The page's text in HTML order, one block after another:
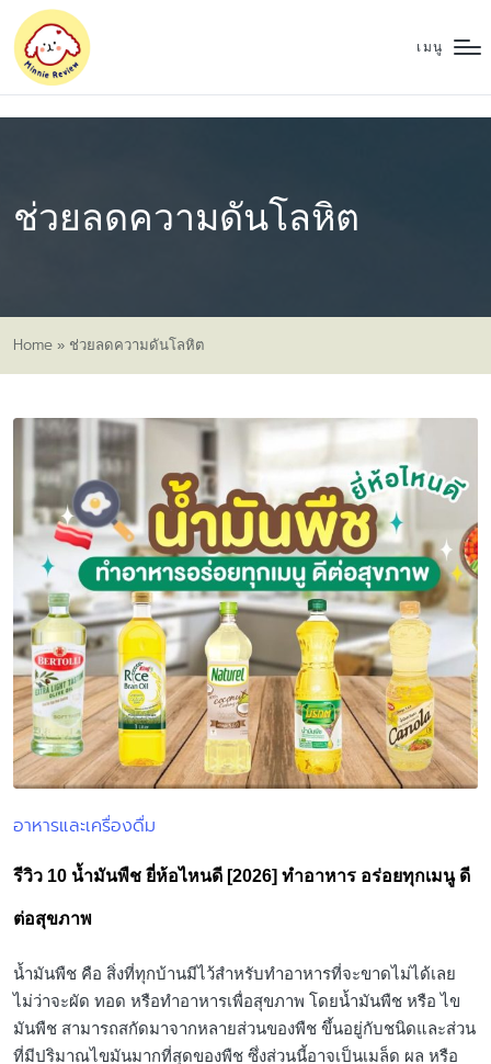
เมนู
ช่วยลดความดันโลหิต
Home » ช่วยลดความดันโลหิต
Posted
อาหารและเครื่องดื่ม
รีวิว 10 น้ำมันพืช ยี่ห้อไหนดี [2026] ทำอาหาร อร่อยทุกเมนู ดี
ต่อสุขภาพ
น้ำมันพืช คือ สิ่งที่ทุกบ้านมีไว้สำหรับทำอาหารที่จะขาดไม่ได้เลย
ไม่ว่าจะผัด ทอด หรือทำอาหารเพื่อสุขภาพ โดยน้ำมันพืช หรือ ไข
มันพืช สามารถสกัดมาจากหลายส่วนของพืช ขึ้นอยู่กับชนิดและส่วน
ที่มีปริมาณไขมันมากที่สุดของพืช ซึ่งส่วนนี้อาจเป็นเมล็ด ผล หรือ